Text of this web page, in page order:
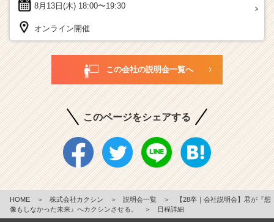
8月13日(木) 18:00〜19:30
オンライン開催
この会社の説明会一覧へ
このページをシェアする
HOME ＞ 株式会社カクシン ＞ 説明会一覧 ＞
【28卒｜会社説明会】君が『想
像もしなかった未来』へカクシンさせる。
＞ 日程詳細